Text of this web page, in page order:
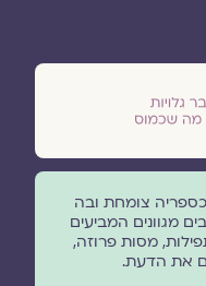
כספריה צומחת ובה
מגוונים המביעים
מסות פרוזה,
את הדעת.